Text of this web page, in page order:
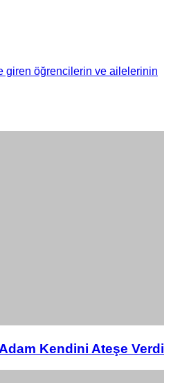
giren öğrencilerin ve ailelerinin
Kendini Ateşe Verdi